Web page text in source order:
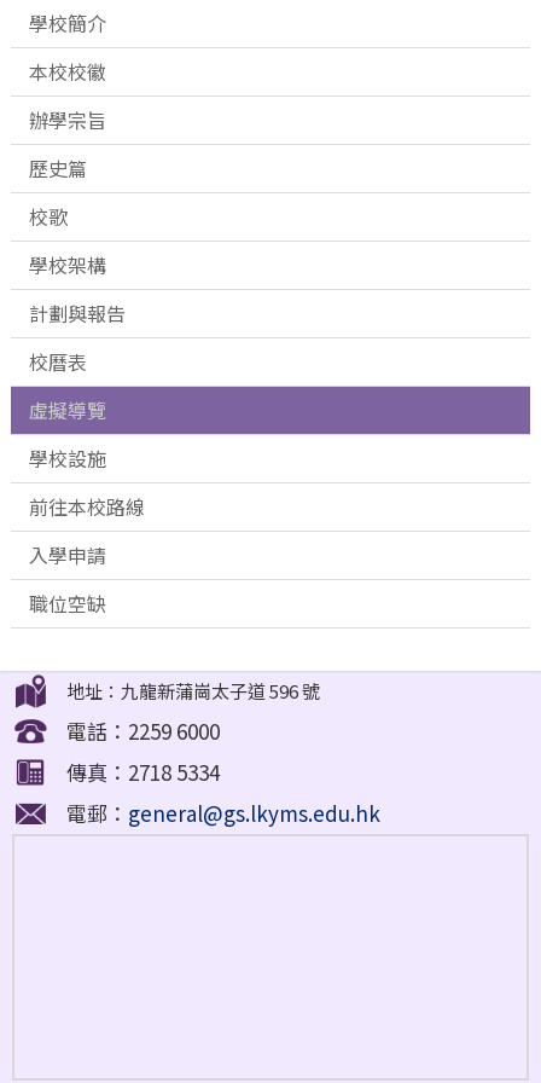
學校簡介
本校校徽
辦學宗旨
歷史篇
校歌
學校架構
計劃與報告
校曆表
虛擬導覽
學校設施
前往本校路線
入學申請
職位空缺
地址：九龍新蒲崗太子道 596 號
電話：2259 6000
傳真：2718 5334
電郵： general@gs.lkyms.edu.hk